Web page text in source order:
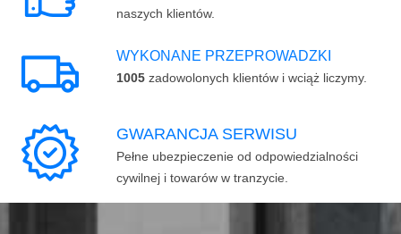
naszych klientów.
WYKONANE PRZEPROWADZKI
1005 zadowolonych klientów i wciąż liczymy.
GWARANCJA SERWISU
Pełne ubezpieczenie od odpowiedzialności
cywilnej i towarów w tranzycie.